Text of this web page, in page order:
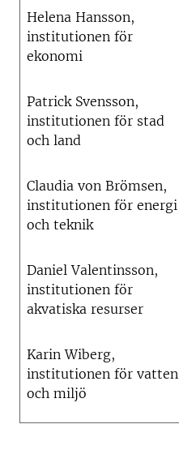
Helena Hansson,
institutionen för
ekonomi
Patrick Svensson,
institutionen för stad
och land
Claudia von Brömsen,
institutionen för energi
och teknik
Daniel Valentinsson,
institutionen för
akvatiska resurser
Karin Wiberg,
institutionen för vatten
och miljö